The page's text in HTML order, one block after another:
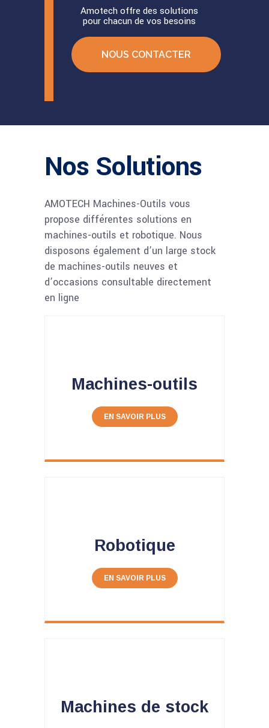
Amotech offre des solutions
pour chacun de vos besoins
NOUS CONTACTER
Nos Solutions
AMOTECH Machines-Outils vous
propose différentes solutions en
machines-outils et robotique. Nous
disposons également d’un large stock
de machines-outils neuves et
d’occasions consultable directement
en ligne
Machines-outils
EN SAVOIR PLUS
Robotique
EN SAVOIR PLUS
Machines de stock